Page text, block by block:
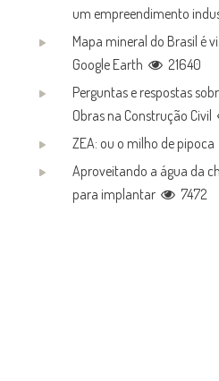
um empreendimento
Mapa mineral do Brasil é
Google Earth
21640
Perguntas e respostas
Obras na Construção Civil
ZEA: ou o milho de
Aproveitando a água da
para implantar
7472